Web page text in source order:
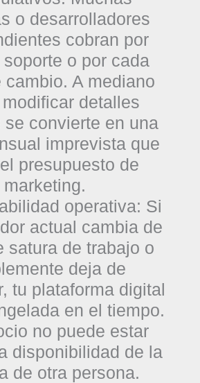
o desarrolladores
cobran por
o por cada
cambio. A mediano
detalles
convierte en una
imprevista que
presupuesto de
marketing.
operativa: Si
actual cambia de
satura de trabajo o
deja de
tu plataforma digital
en el tiempo.
no puede estar
disponibilidad de la
de otra persona.